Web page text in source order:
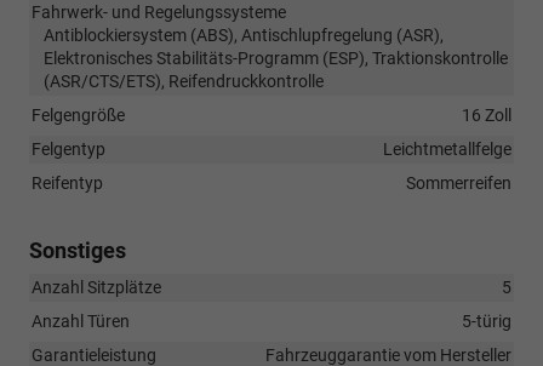
Fahrwerk- und Regelungssysteme
Antiblockiersystem (ABS), Antischlupfregelung (ASR),
Elektronisches Stabilitäts-Programm (ESP), Traktionskontrolle
(ASR/CTS/ETS), Reifendruckkontrolle
Felgengröße
16 Zoll
Felgentyp
Leichtmetallfelge
Reifentyp
Sommerreifen
Sonstiges
Anzahl Sitzplätze
5
Anzahl Türen
5-türig
Garantieleistung
Fahrzeuggarantie vom Hersteller